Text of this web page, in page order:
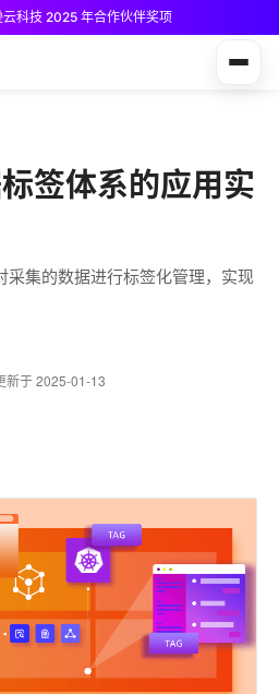
科技 2025 年合作伙伴奖项
签体系的应用实
采集的数据进行标签化管理，实现
新于 2025-01-13